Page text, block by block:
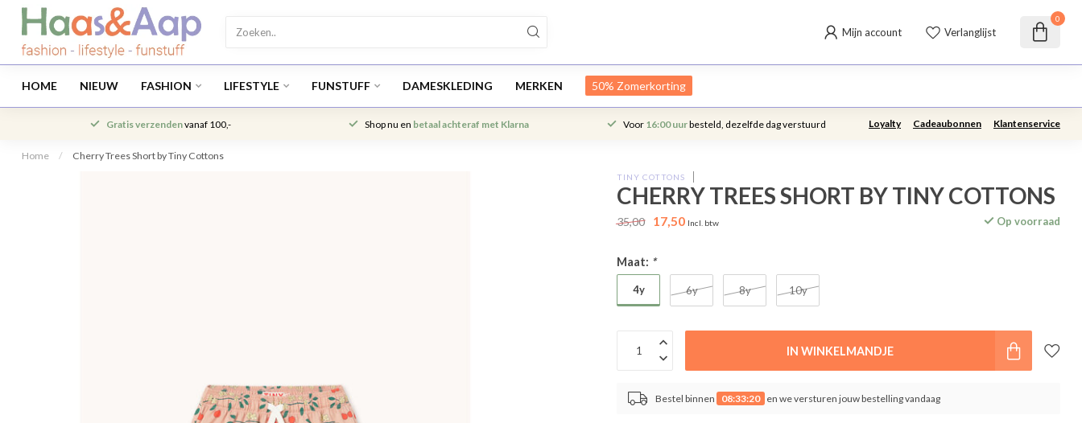
Mijn account Verlanglijst
0
HOME NIEUW FASHION LIFESTYLE FUNSTUFF DAMESKLEDING MERKEN 50% Zomerkorting
Gratis verzendenvanaf 100,- Shop nu en betaal achteraf met Klarna Voor 16:00 uurbesteld, dezelfde dag verstuurd Loyalty Cadeaubonnen Klantenservice
Home / Cherry Trees Short by Tiny Cottons
TINY COTTONS
CHERRY TREES SHORT BY TINY COTTONS
35,00 17,50 Incl. btw Op voorraad
Maat: *
4y 6y 8y 10y
IN WINKELMANDJE
Bestel binnen 08:33:20 en we versturen jouw bestelling vandaag